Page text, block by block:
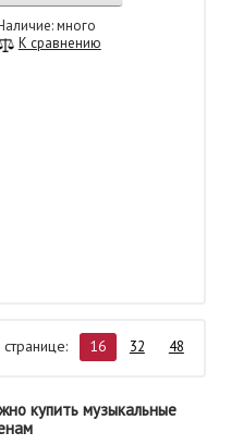
много
К сравнению
16 32 48
купить музыкальные